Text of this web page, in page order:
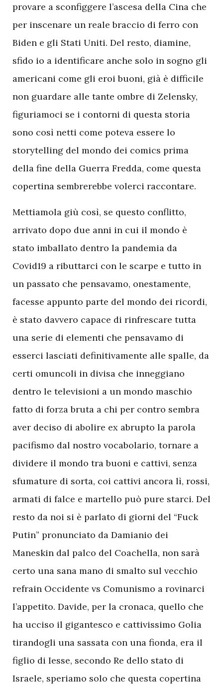
provare a sconfiggere l’ascesa della Cina che
per inscenare un reale braccio di ferro con
Biden e gli Stati Uniti. Del resto, diamine,
sfido io a identificare anche solo in sogno gli
americani come gli eroi buoni, già è difficile
non guardare alle tante ombre di Zelensky,
figuriamoci se i contorni di questa storia
sono così netti come poteva essere lo
storytelling del mondo dei comics prima
della fine della Guerra Fredda, come questa
copertina sembrerebbe volerci raccontare.
Mettiamola giù così, se questo conflitto,
arrivato dopo due anni in cui il mondo è
stato imballato dentro la pandemia da
Covid19 a ributtarci con le scarpe e tutto in
un passato che pensavamo, onestamente,
facesse appunto parte del mondo dei ricordi,
è stato davvero capace di rinfrescare tutta
una serie di elementi che pensavamo di
esserci lasciati definitivamente alle spalle, da
certi omuncoli in divisa che inneggiano
dentro le televisioni a un mondo maschio
fatto di forza bruta a chi per contro sembra
aver deciso di abolire ex abrupto la parola
pacifismo dal nostro vocabolario, tornare a
dividere il mondo tra buoni e cattivi, senza
sfumature di sorta, coi cattivi ancora lì, rossi,
armati di falce e martello può pure starci. Del
resto da noi si è parlato di giorni del “Fuck
Putin” pronunciato da Damianio dei
Maneskin dal palco del Coachella, non sarà
certo una sana mano di smalto sul vecchio
refrain Occidente vs Comunismo a rovinarci
l’appetito. Davide, per la cronaca, quello che
ha ucciso il gigantesco e cattivissimo Golia
tirandogli una sassata con una fionda, era il
figlio di Iesse, secondo Re dello stato di
Israele, speriamo solo che questa copertina